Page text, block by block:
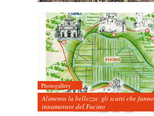
Photogallery
Alimenta la bellezza: gli scatti che fanno
innamorare del Fucino